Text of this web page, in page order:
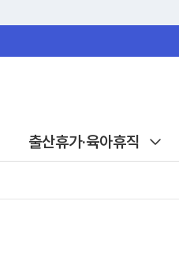
출산휴가·육아휴직